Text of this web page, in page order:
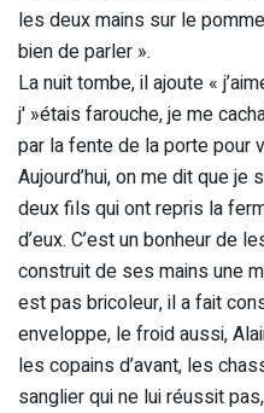
les deux mains sur le
bien de parler ».
La nuit tombe, il ajoute «
j' »étais farouche, je me
par la fente de la porte pour
Aujourd’hui, on me dit que
deux fils qui ont repris la
d’eux. C’est un bonheur de
construit de ses mains une
est pas bricoleur, il a fait
enveloppe, le froid aussi,
les copains d’avant, les
sanglier qui ne lui réussit